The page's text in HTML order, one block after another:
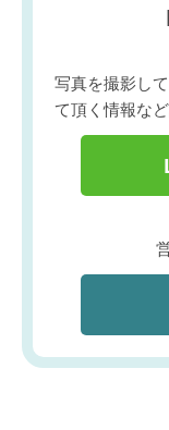
写真を撮影し
て頂く情報な